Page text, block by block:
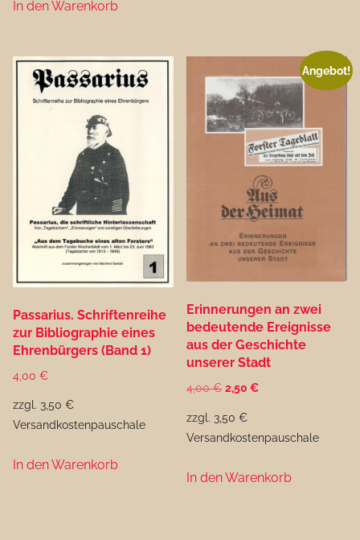
In den Warenkorb
Passarius. Schriftenreihe
zur Bibliographie eines
Ehrenbürgers (Band 1)
4,00 €
zzgl. 3,50 €
Versandkostenpauschale
In den Warenkorb
Angebot!
Erinnerungen an zwei
bedeutende Ereignisse
aus der Geschichte
unserer Stadt
4,00€ Ursprünglicher
war:
4,00 €
2,50€Aktueller
2,50 €.
zzgl. 3,50 €
Versandkostenpauschale
In den Warenkorb